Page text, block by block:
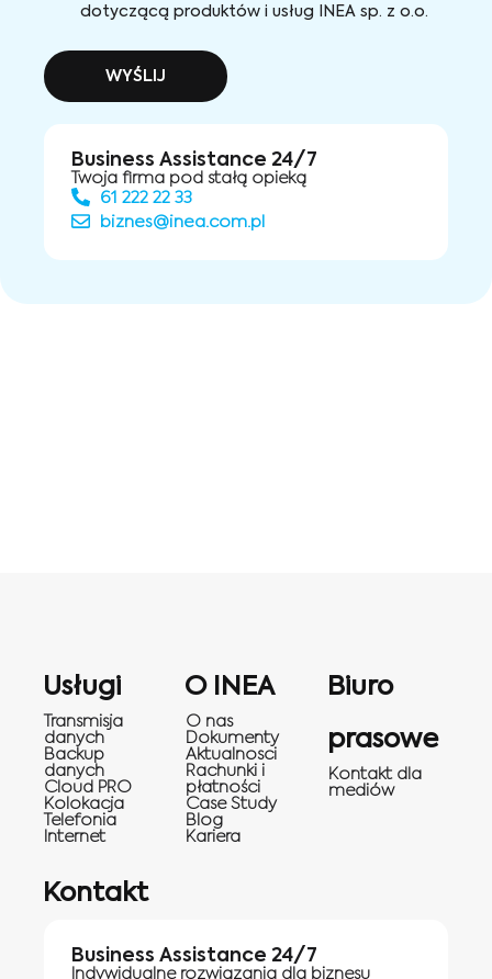
dotyczącą produktów i usług INEA sp. z o.o.
WYŚLIJ
Business Assistance 24/7
Twoja firma pod stałą opieką
61 222 22 33
biznes@inea.com.pl
Usługi
Transmisja
danych
Backup
danych
Cloud PRO
Kolokacja
Telefonia
Internet
O INEA
O nas
Dokumenty
Aktualnosci
Rachunki i
płatności
Case Study
Blog
Kariera
Biuro
prasowe
Kontakt dla
mediów
Kontakt
Business Assistance 24/7
Indywidualne rozwiązania dla biznesu